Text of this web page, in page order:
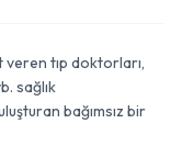
tıp doktorları,
sağlık
bağımsız bir